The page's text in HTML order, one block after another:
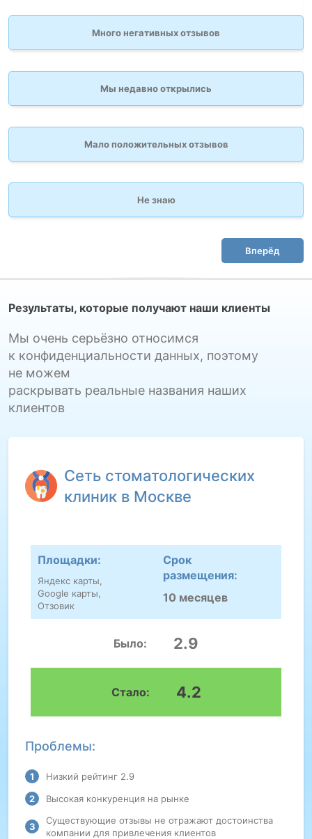
Много негативных отзывов
Мы недавно открылись
Мало положительных отзывов
Не знаю
Вперёд
Результаты, которые получают наши клиенты
Мы очень серьёзно относимся
к конфиденциальности данных, поэтому
не можем
раскрывать реальные названия наших
клиентов
Сеть стоматологических
клиник в Москве
Проблемы:
Низкий рейтинг 2.9
Высокая конкуренция на рынке
Существующие отзывы не отражают достоинства
компании для привлечения клиентов
Площадки:
Яндекс карты,
Google карты,
Отзовик
Срок
размещения:
10 месяцев
Было: 2.9
Стало: 4.2